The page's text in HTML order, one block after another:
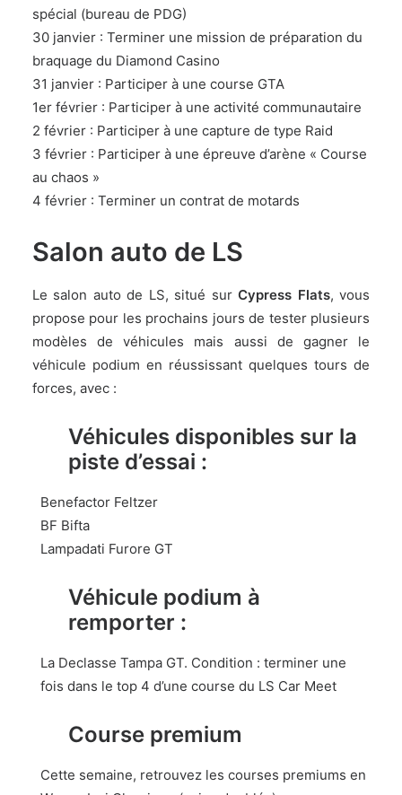
spécial (bureau de PDG)
30 janvier : Terminer une mission de préparation du
braquage du Diamond Casino
31 janvier : Participer à une course GTA
1er février : Participer à une activité communautaire
2 février : Participer à une capture de type Raid
3 février : Participer à une épreuve d’arène « Course
au chaos »
4 février : Terminer un contrat de motards
Salon auto de LS
Le salon auto de LS, situé surCypress Flats, vous
propose pour les prochains jours de tester plusieurs
modèles de véhicules mais aussi de gagner le
véhicule podium en réussissant quelques tours de
forces, avec :
Véhicules disponibles sur la
piste d’essai :
Benefactor Feltzer
BF Bifta
Lampadati Furore GT
Véhicule podium à
remporter :
La Declasse Tampa GT. Condition : terminer une
fois dans le top 4 d’une course du LS Car Meet
Course premium
Cette semaine, retrouvez les courses premiums en